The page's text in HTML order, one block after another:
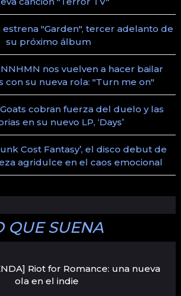
estrena "Garden", tercer adelanto de
su próximo álbum
nos vuelven a hacer bailar
con su nueva rola: "Turn me on"
cobran fuerza del duelo y las
en su nuevo LP, ‘Days’
Cost Fantasy’, el disco debut de
agridulce en el caos emocional
QUE SUENA
Riot for Romance: una nueva
ola en el indie